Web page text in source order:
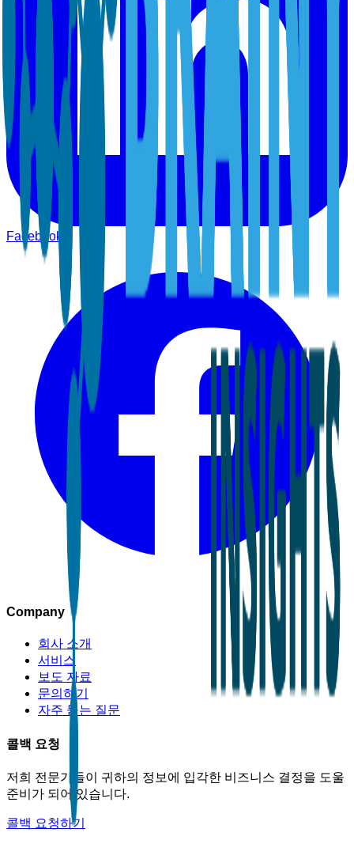
Facebook
Company
회사 소개
서비스
보도 자료
문의하기
자주 묻는 질문
콜백 요청
저희 전문가들이 귀하의 정보에 입각한 비즈니스 결정을 도울
준비가 되어 있습니다.
콜백 요청하기